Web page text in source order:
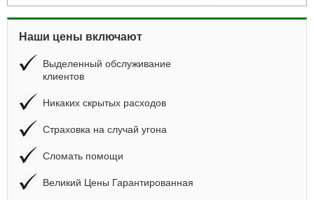
Наши цены включают
Выделенный обслуживание
клиентов
Никаких скрытых расходов
Страховка на случай угона
Сломать помощи
Великий Цены Гарантированная